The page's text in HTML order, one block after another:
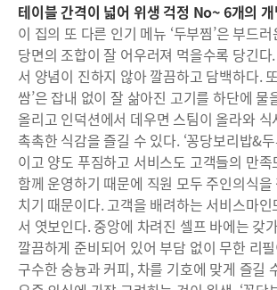
테이블 간격이 넓어 위생 걱정 No~ 6개의
이 집의 또 다른 인기 메뉴 ‘두부찜’은 부드
당면의 조합이 잘 어우러져 먹을수록 당긴
서 양념이 진하지 않아 깔끔하고 담백하다.
쌈’은 잡내 없이 잘 삶아진 고기를 하단에 물
올리고 인덕션에서 데우면 스팀이 올라와
촉촉한 식감을 즐길 수 있다. ‘꽁당보리밥&
이고 양도 푸짐하고 서비스도 고객들의 만
함께 운영하기 때문에 직원 모두 주인의식
치기 때문이다. 고객을 배려하는 서비스마
서 엿보인다. 중앙에 차려진 셀프 바에는 갖
깔끔하게 준비되어 있어 부담 없이 무한 리
구수한 숭늉과 커피, 차를 기호에 맞게 즐길